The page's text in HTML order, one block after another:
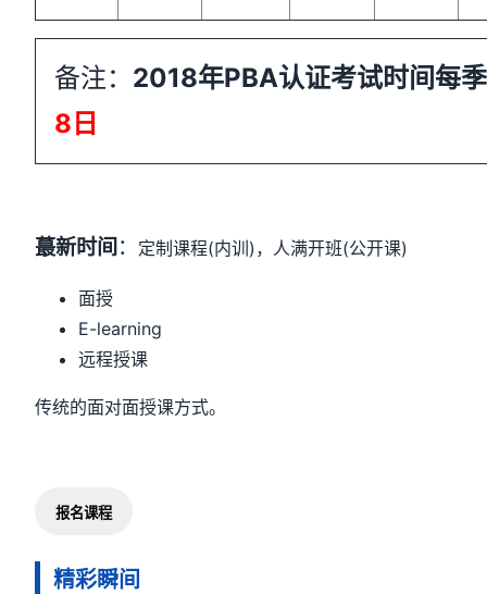
备注： 2018年PBA认证考试时间每
8日
蕞新时间 ： 定制课程(内训)，人满开班(公开课)
面授
E-learning
远程授课
传统的面对面授课方式。
报名课程
精彩瞬间